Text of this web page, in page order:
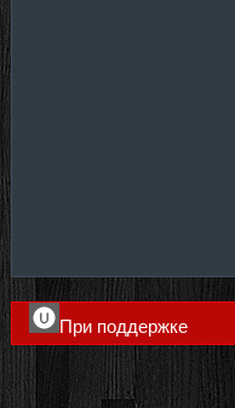
При поддержке